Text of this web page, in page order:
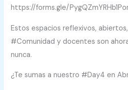
https://forms.gle/
Estos espacios reflexivos,
#Comunidad y docentes son
nunca.
¿Te sumas a nuestro #Day4 en